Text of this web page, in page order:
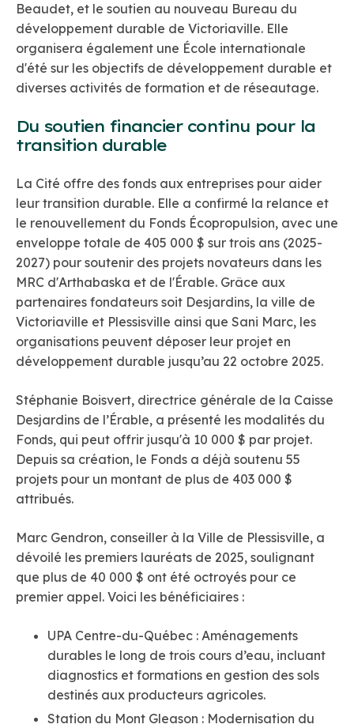
Beaudet, et le soutien au nouveau Bureau du
développement durable de Victoriaville. Elle
organisera également une École internationale
d'été sur les objectifs de développement durable et
diverses activités de formation et de réseautage.
Du soutien financier continu pour la
transition durable
La Cité offre des fonds aux entreprises pour aider
leur transition durable. Elle a confirmé la relance et
le renouvellement du Fonds Écopropulsion, avec une
enveloppe totale de 405 000 $ sur trois ans (2025-
2027) pour soutenir des projets novateurs dans les
MRC d'Arthabaska et de l'Érable. Grâce aux
partenaires fondateurs soit Desjardins, la ville de
Victoriaville et Plessisville ainsi que Sani Marc, les
organisations peuvent déposer leur projet en
développement durable jusqu’au 22 octobre 2025.
Stéphanie Boisvert, directrice générale de la Caisse
Desjardins de l’Érable, a présenté les modalités du
Fonds, qui peut offrir jusqu'à 10 000 $ par projet.
Depuis sa création, le Fonds a déjà soutenu 55
projets pour un montant de plus de 403 000 $
attribués.
Marc Gendron, conseiller à la Ville de Plessisville, a
dévoilé les premiers lauréats de 2025, soulignant
que plus de 40 000 $ ont été octroyés pour ce
premier appel. Voici les bénéficiaires :
UPA Centre-du-Québec : Aménagements
durables le long de trois cours d’eau, incluant
diagnostics et formations en gestion des sols
destinés aux producteurs agricoles.
Station du Mont Gleason : Modernisation du